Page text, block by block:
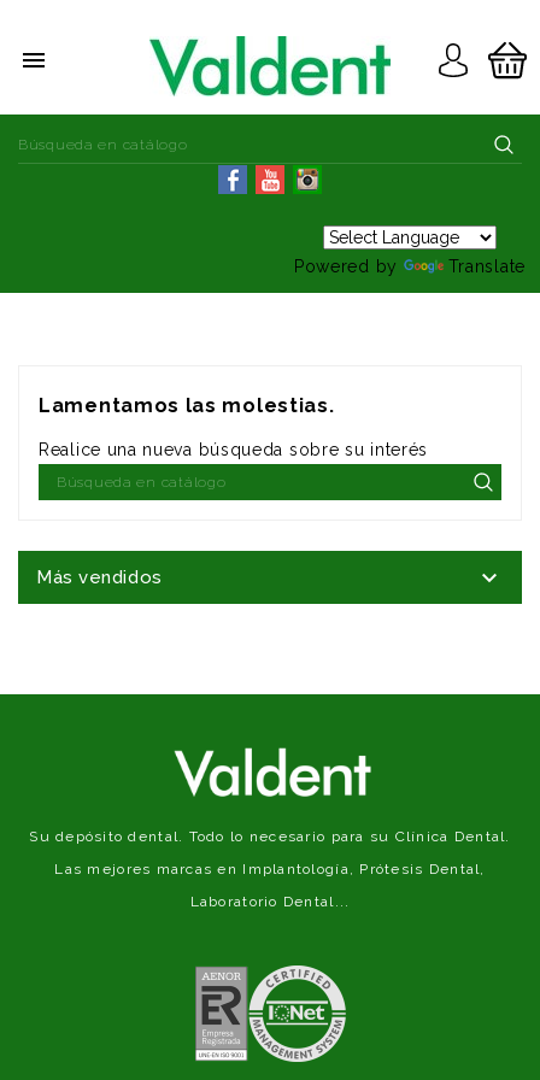

Powered by Translate
Lamentamos las molestias.
Realice una nueva búsqueda sobre su interés
Más vendidos 
Su depósito dental. Todo lo necesario para su Clínica Dental.
Las mejores marcas en Implantología, Prótesis Dental,
Laboratorio Dental...